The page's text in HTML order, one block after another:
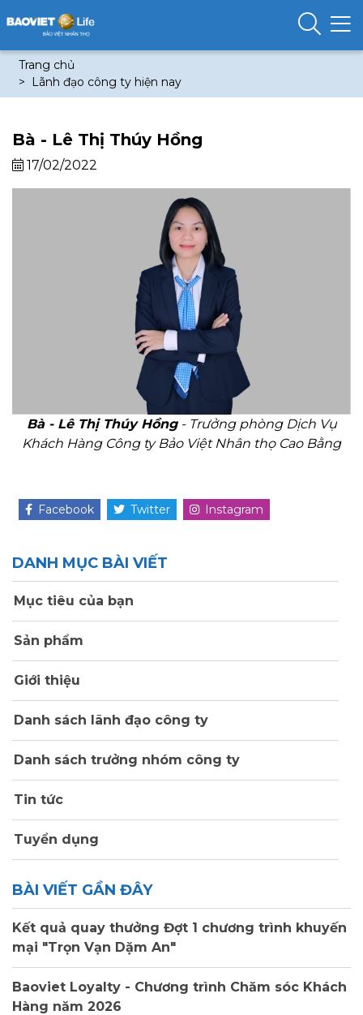
Trang chủ
Lãnh đạo công ty hiện nay
Bà - Lê Thị Thúy Hồng
17/02/2022
Bà - Lê Thị Thúy Hồng- Trưởng phòng Dịch Vụ
Khách Hàng Công ty Bảo Việt Nhân thọ Cao Bằng
Facebook Twitter Instagram
DANH MỤC BÀI VIẾT
Mục tiêu của bạn
Sản phẩm
Giới thiệu
Danh sách lãnh đạo công ty
Danh sách trưởng nhóm công ty
Tin tức
Tuyển dụng
BÀI VIẾT GẦN ĐÂY
Kết quả quay thưởng Đợt 1 chương trình khuyến
mại "Trọn Vạn Dặm An"
Baoviet Loyalty - Chương trình Chăm sóc Khách
Hàng năm 2026